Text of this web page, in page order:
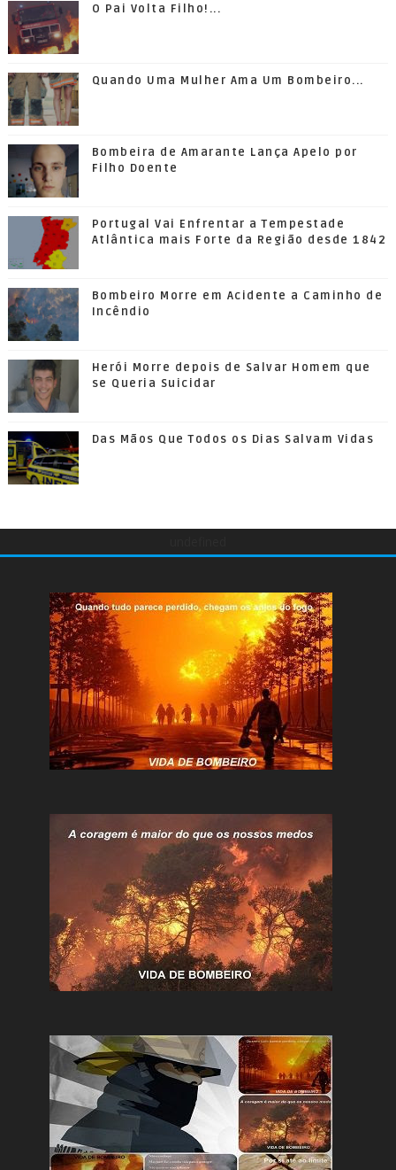
O Pai Volta Filho!...
Quando Uma Mulher Ama Um Bombeiro...
Bombeira de Amarante Lança Apelo por
Filho Doente
Portugal Vai Enfrentar a Tempestade
Atlântica mais Forte da Região desde 1842
Bombeiro Morre em Acidente a Caminho de
Incêndio
Herói Morre depois de Salvar Homem que
se Queria Suicidar
Das Mãos Que Todos os Dias Salvam Vidas